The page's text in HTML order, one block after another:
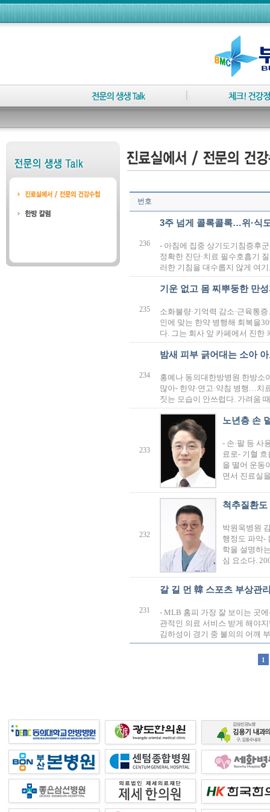
번호
236
3주 넘게 콜록콜록…위·식
- 아침에 집중 상기도기침증후
정확한 진단·치료 필수호흡기
러한 기침을 대수롭지 않게 여
235
기운 없고 몸 찌뿌둥한 만
소화불량·기억력 감소·근육통
인에 맞는 한약 병행해 회복을
다. 그는 회사 앞 카페에서 진
234
밤새 피부 긁어대는 소아
홍예나 동의대한방병원 한방소
많아- 한약·연고·약침 병행…치
짓는 모습이 안쓰럽다. 가려움
233
노년층 손
- 손·팔 등 사
료로- 기혈
을 떨어 운동
면서 진료실
232
척추질환도
박원욱병원
행정도 파악-
학을 설명하
심 요소다.
231
갈 길 먼 韓 스포츠 부상관
- MLB 홈피 가장 잘 보이는 곳
관적인 의료 서비스 받게 해야
김하성이 경기 중 불의의 어깨
1